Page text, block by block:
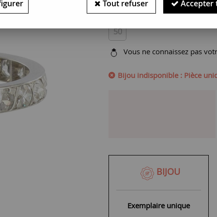
SERVICE OFFERT :Adaptez
50
Vous ne connaissez pas
Bijou indisponible : Pièce
BIJOU
Exemplaire unique
Tout refuser Accepter